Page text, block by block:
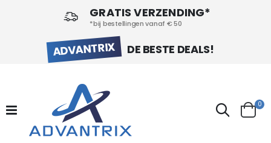
GRATIS VERZENDING*
*bij bestellingen vanaf € 50
ADVANTRIX DE BESTE DEALS!
Search
Cart
0